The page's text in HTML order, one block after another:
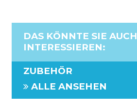
DAS KÖNNTE SIE AUCH
INTERESSIEREN:
ZUBEHÖR
ALLE ANSEHEN